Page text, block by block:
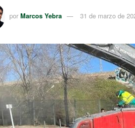
por Marcos Yebra 31 de marzo de